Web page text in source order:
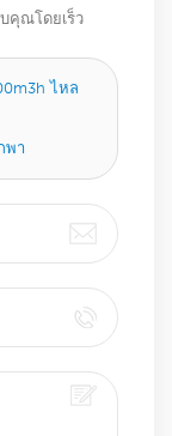
คุณโดยเร็ว
ไหล
พา